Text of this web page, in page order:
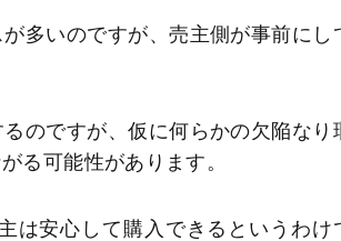
多いのですが、売主側が事前にし
のですが、仮に何らかの欠陥なり
る可能性があります。
は安心して購入できるというわけ